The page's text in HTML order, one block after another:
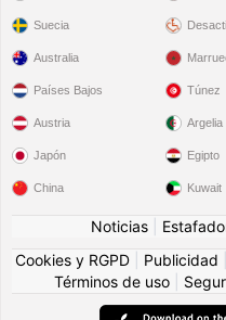
Suecia
Australia
Países Bajos
Austria
Japón
China
Túnez
Argelia
Egipto
Kuwait
Noticias
Cookies y RGPD
Publicidad
Términos de uso